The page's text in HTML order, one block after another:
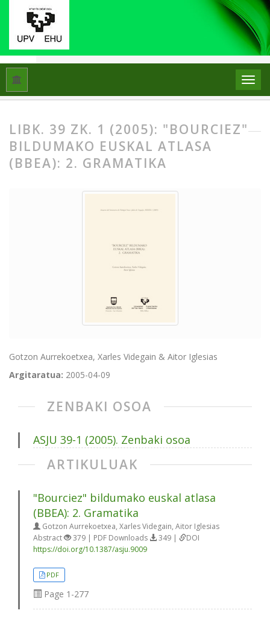
Hasiera Libk. 39 Zk. 1 (2005): "Bourciez"
LIBK. 39 ZK. 1 (2005): "BOURCIEZ"
BILDUMAKO EUSKAL ATLASA
(BBEA): 2. GRAMATIKA
Gotzon Aurrekoetxea, Xarles Videgain & Aitor Iglesias
Argitaratua: 2005-04-09
ZENBAKI OSOA
ASJU 39-1 (2005). Zenbaki osoa
ARTIKULUAK
"Bourciez" bildumako euskal atlasa
(BBEA): 2. Gramatika
Gotzon Aurrekoetxea, Xarles Videgain, Aitor Iglesias
Abstract
379 | PDF Downloads 349 |
DOI
https://doi.org/10.1387/asju.9009
PDF
Page 1-277